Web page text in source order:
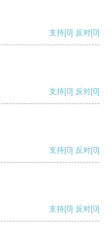
支持[0] 反对[0]
支持[0] 反对[0]
支持[0] 反对[0]
支持[0] 反对[0]